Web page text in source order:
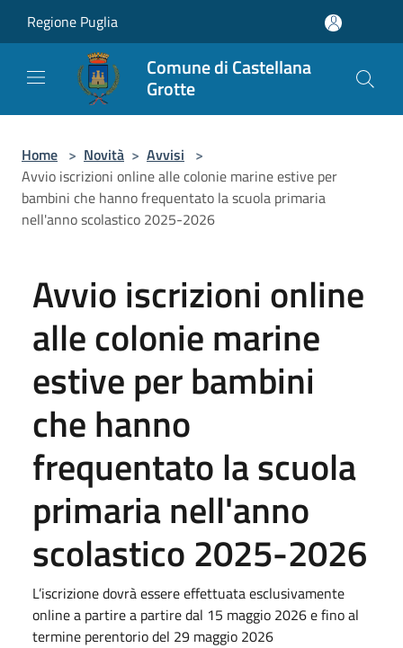
Regione Puglia
Comune di Castellana
Grotte
Home > Novità > Avvisi >
Avvio iscrizioni online alle colonie marine estive per
bambini che hanno frequentato la scuola primaria
nell'anno scolastico 2025-2026
Avvio iscrizioni online
alle colonie marine
estive per bambini
che hanno
frequentato la scuola
primaria nell'anno
scolastico 2025-2026
L’iscrizione dovrà essere effettuata esclusivamente
online a partire a partire dal 15 maggio 2026 e fino al
termine perentorio del 29 maggio 2026